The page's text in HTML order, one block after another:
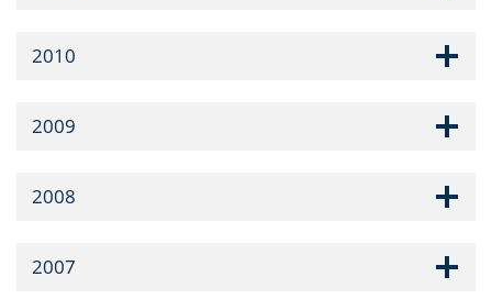
2010
2009
2008
2007